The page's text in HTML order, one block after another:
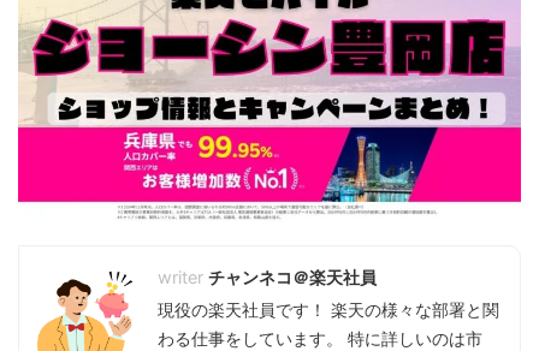
チャンネコ＠楽天社員
現役の楽天社員です！ 楽天の様々な部署と関
わる仕事をしています。 特に詳しいのは市